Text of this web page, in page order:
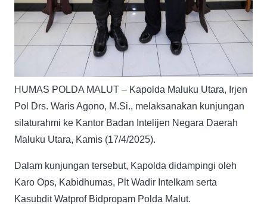
HUMAS POLDA MALUT – Kapolda Maluku Utara, Irjen
Pol Drs. Waris Agono, M.Si., melaksanakan kunjungan
silaturahmi ke Kantor Badan Intelijen Negara Daerah
Maluku Utara, Kamis (17/4/2025).
Dalam kunjungan tersebut, Kapolda didampingi oleh
Karo Ops, Kabidhumas, Plt Wadir Intelkam serta
Kasubdit Watprof Bidpropam Polda Malut.